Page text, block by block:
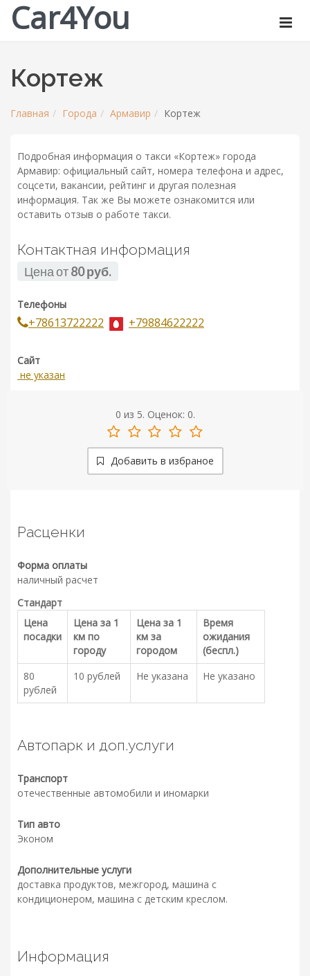
Car4You
Кортеж
Главная Города Армавир Кортеж
Подробная информация о такси «Кортеж» города
Армавир: официальный сайт, номера телефона и адрес,
соцсети, вакансии, рейтинг и другая полезная
информация. Так же Вы можете ознакомится или
оставить отзыв о работе такси.
Контактная информация
Цена от80 руб.
Телефоны
+78613722222 +79884622222
Сайт
не указан
0 из 5. Оценок: 0.
Добавить в избраное
Расценки
Форма оплаты
наличный расчет
Стандарт
Цена
посадки
Цена за 1
км по
городу
Цена за 1
км за
городом
Время
ожидания
(беспл.)
80
рублей
10 рублей Не указана Не указано
Автопарк и доп.услуги
Транспорт
отечественные автомобили и иномарки
Тип авто
Эконом
Дополнительные услуги
доставка продуктов, межгород, машина с
кондиционером, машина с детским креслом.
Информация